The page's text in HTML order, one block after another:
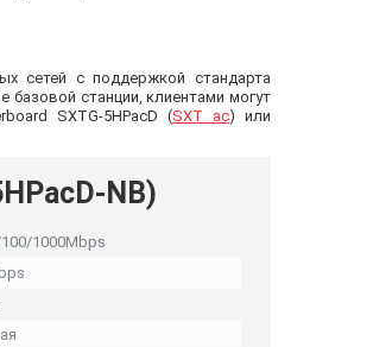
сетей с поддержкой стандарта
базовой станции, клиентами могут
SXTG-5HPacD (SXT ac) или
NB)
1000Mbps